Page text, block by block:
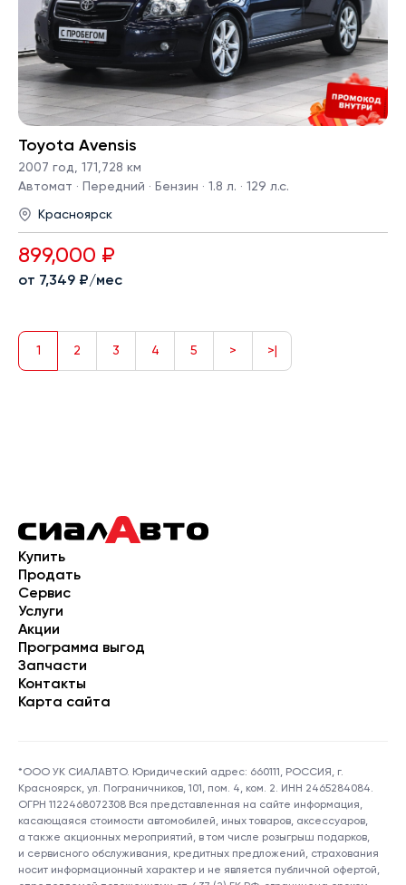
Toyota Avensis
2007 год, 171,728 км
Автомат · Передний · Бензин · 1.8 л. · 129 л.с.
Красноярск
899,000 ₽
от 7,349 ₽/мес
1 2 3 4 5 > >|
Купить
Продать
Сервис
Услуги
Акции
Программа выгод
Запчасти
Контакты
Карта сайта
*ООО УК СИАЛАВТО. Юридический адрес: 660111, РОССИЯ, г.
Красноярск, ул. Пограничников, 101, пом. 4, ком. 2. ИНН 2465284084.
ОГРН 1122468072308 Вся представленная на сайте информация,
касающаяся стоимости автомобилей, иных товаров, аксессуаров,
а также акционных мероприятий, в том числе розыгрыш подарков,
и сервисного обслуживания, кредитных предложений, страхования
носит информационный характер и не является публичной офертой,